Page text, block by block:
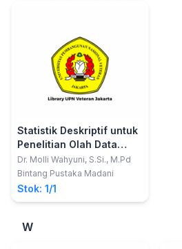
Statistik Deskriptif untuk
Penelitian Olah Data
Manual dan SPSS Versi
25
Dr. Molli Wahyuni, S.Si., M.Pd
Bintang Pustaka Madani
Stok: 1/1
W